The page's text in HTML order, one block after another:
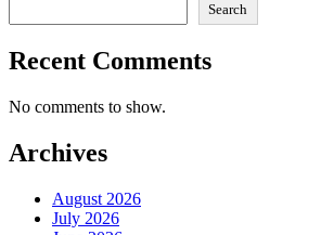
Search
Recent Comments
No comments to show.
Archives
August 2026
July 2026